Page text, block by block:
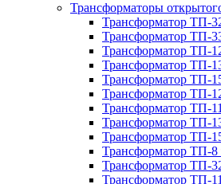
Трансформаторы
Трансформатор ТП-
Трансформатор ТП-
Трансформатор ТП-
Трансформатор ТП-
Трансформатор ТП-
Трансформатор ТП-
Трансформатор ТП-
Трансформатор ТП-
Трансформатор ТП-
Трансформатор ТП-8
Трансформатор ТП-
Трансформатор ТП-